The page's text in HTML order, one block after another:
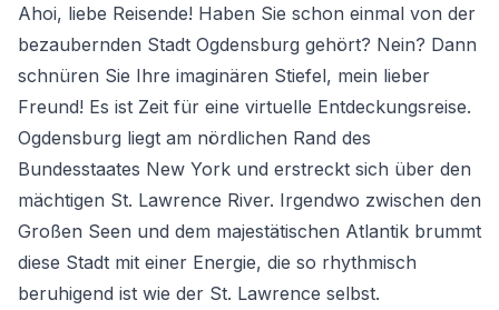
Ahoi, liebe Reisende! Haben Sie schon einmal von der
bezaubernden Stadt Ogdensburg gehört? Nein? Dann
schnüren Sie Ihre imaginären Stiefel, mein lieber
Freund! Es ist Zeit für eine virtuelle Entdeckungsreise.
Ogdensburg liegt am nördlichen Rand des
Bundesstaates New York und erstreckt sich über den
mächtigen St. Lawrence River. Irgendwo zwischen den
Großen Seen und dem majestätischen Atlantik brummt
diese Stadt mit einer Energie, die so rhythmisch
beruhigend ist wie der St. Lawrence selbst.